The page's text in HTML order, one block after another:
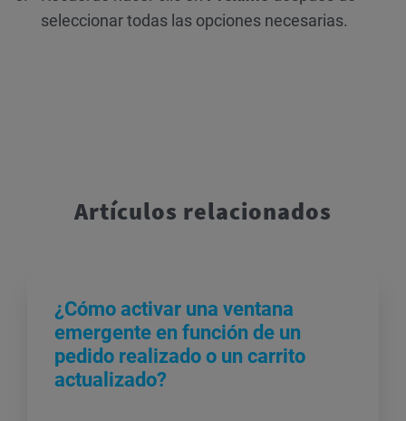
seleccionar todas las opciones necesarias.
Artículos relacionados
¿Cómo activar una ventana
emergente en función de un
pedido realizado o un carrito
actualizado?